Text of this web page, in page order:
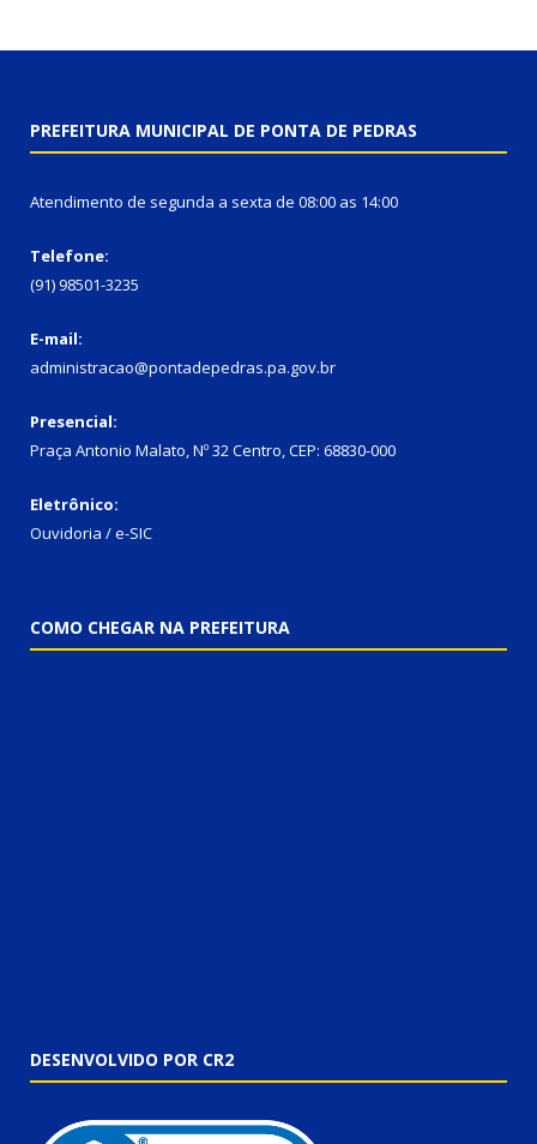
PREFEITURA MUNICIPAL DE PONTA DE PEDRAS
Atendimento de segunda a sexta de 08:00 as 14:00
Telefone:
(91) 98501-3235
E-mail:
administracao@pontadepedras.pa.gov.br
Presencial:
Praça Antonio Malato, Nº 32 Centro, CEP: 68830-000
Eletrônico:
Ouvidoria / e-SIC
COMO CHEGAR NA PREFEITURA
DESENVOLVIDO POR CR2